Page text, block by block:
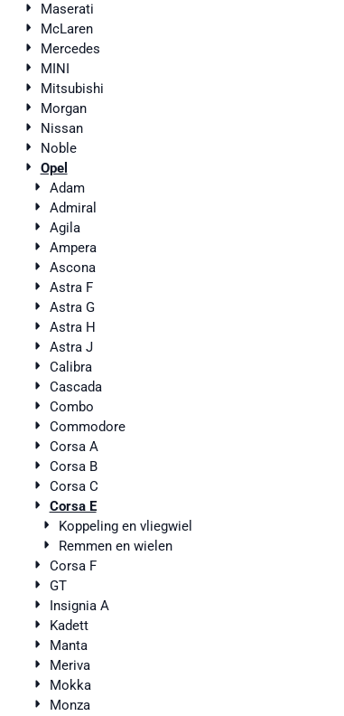
Maserati
McLaren
Mercedes
MINI
Mitsubishi
Morgan
Nissan
Noble
Opel
Adam
Admiral
Agila
Ampera
Ascona
Astra F
Astra G
Astra H
Astra J
Calibra
Cascada
Combo
Commodore
Corsa A
Corsa B
Corsa C
Corsa E
Koppeling en vliegwiel
Remmen en wielen
Corsa F
GT
Insignia A
Kadett
Manta
Meriva
Mokka
Monza